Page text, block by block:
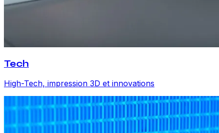
Tech
High-Tech, impression 3D et innovations